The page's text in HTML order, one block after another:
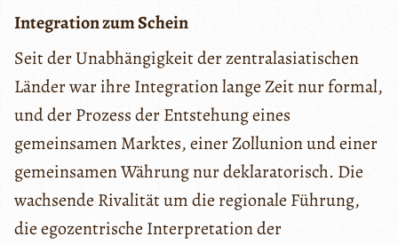
Integration zum Schein
Seit der Unabhängigkeit der zentralasiatischen
Länder war ihre Integration lange Zeit nur formal,
und der Prozess der Entstehung eines
gemeinsamen Marktes, einer Zollunion und einer
gemeinsamen Währung nur deklaratorisch. Die
wachsende Rivalität um die regionale Führung,
die egozentrische Interpretation der